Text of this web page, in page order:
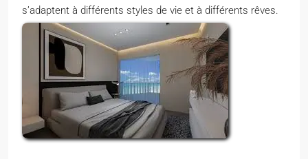
s’adaptent à différents styles de vie et à différents rêves.